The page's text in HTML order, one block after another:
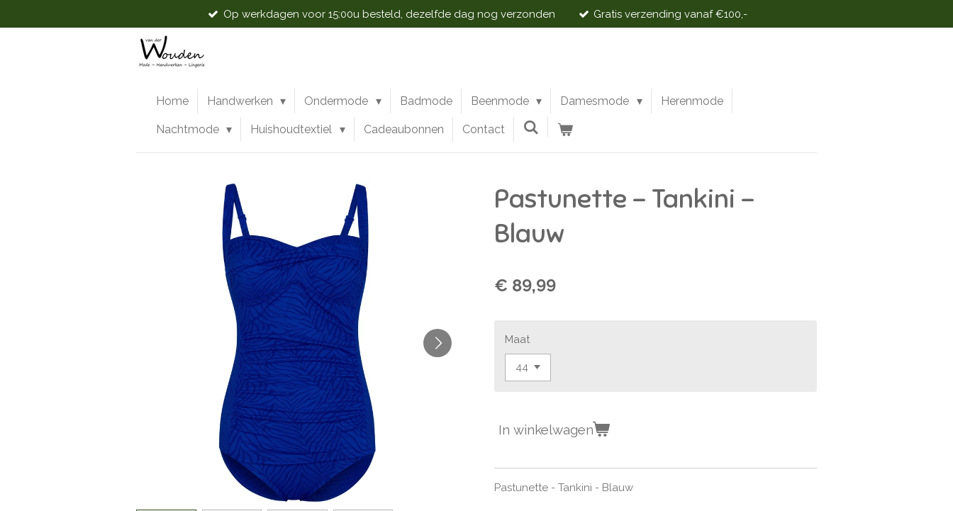
direct
Op werkdagen voor 15:00u besteld, dezelfde dag nog verzonden Gratis verzending vanaf €100,-
Home Handwerken Ondermode Badmode Beenmode Damesmode Herenmode
Nachtmode Huishoudtextiel Cadeaubonnen Contact
Pastunette - Tankini -
Blauw
€ 89,99
Maat
In winkelwagen
Pastunette - Tankini - Blauw